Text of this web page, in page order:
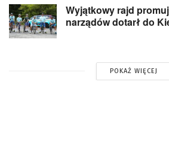
Wyjątkowy rajd
narządów dotarł do
POKAŻ WIĘCEJ